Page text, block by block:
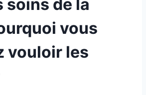
soins de la
vous
vouloir les